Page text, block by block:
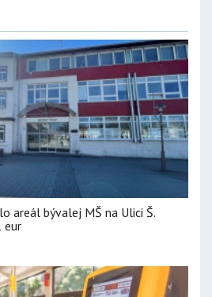
areál bývalej MŠ na Ulici Š.
eur